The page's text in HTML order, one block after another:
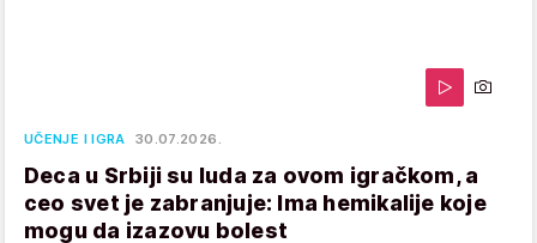
UČENJE I IGRA 30.07.2026.
Deca u Srbiji su luda za ovom igračkom, a
ceo svet je zabranjuje: Ima hemikalije koje
mogu da izazovu bolest